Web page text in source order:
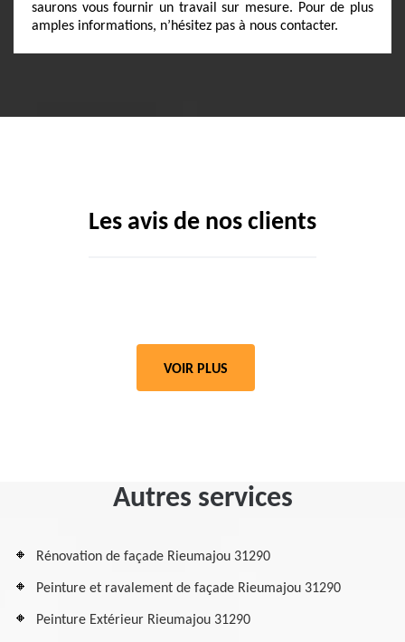
saurons vous fournir un travail sur mesure. Pour de plus
amples informations, n’hésitez pas à nous contacter.
Les avis de nos clients
VOIR PLUS
Autres services
Rénovation de façade Rieumajou 31290
Peinture et ravalement de façade Rieumajou 31290
Peinture Extérieur Rieumajou 31290